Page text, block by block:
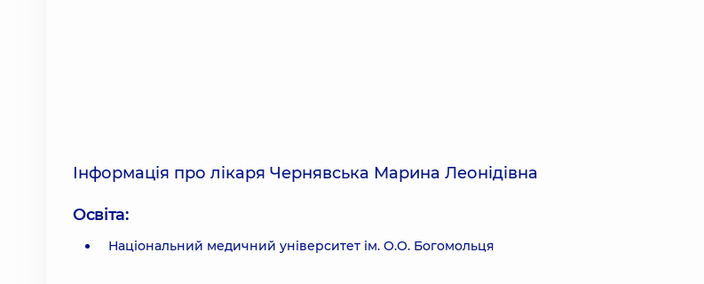
Інформація про лікаря Чернявська Марина Леонідівна
Освіта:
Національний медичний університет ім. О.О. Богомольця